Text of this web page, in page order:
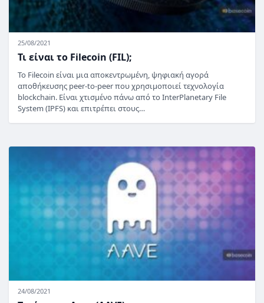
25/08/2021
Τι είναι το Filecoin (FIL);
Το Filecoin είναι μια αποκεντρωμένη, ψηφιακή αγορά
αποθήκευσης peer-to-peer που χρησιμοποιεί τεχνολογία
blockchain. Είναι χτισμένο πάνω από το InterPlanetary File
System (IPFS) και επιτρέπει στους…
24/08/2021